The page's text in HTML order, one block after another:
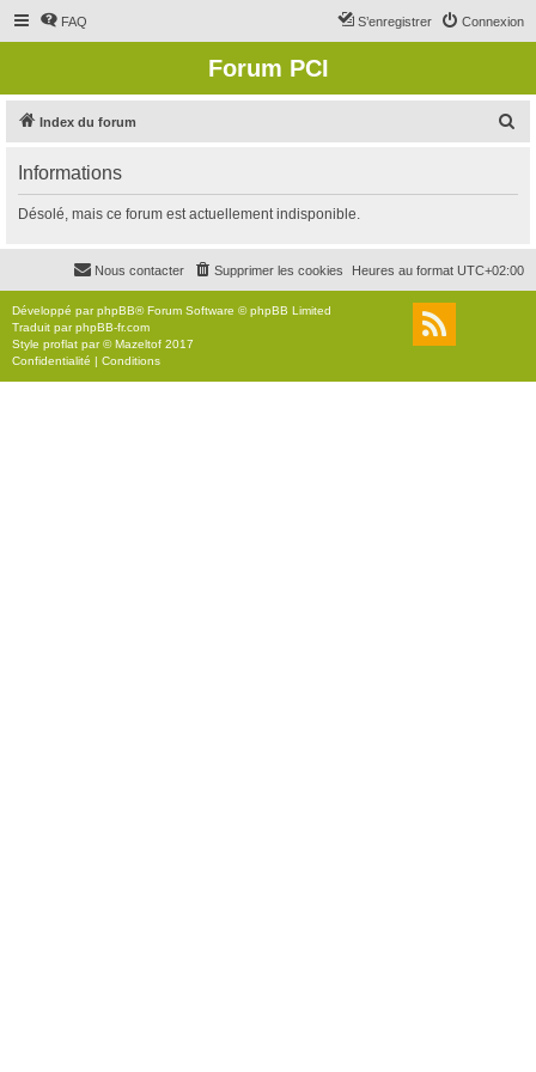
FAQ Connexion
S’enregistrer
Forum PCI
Index du forum
r
c
r
Informations
Désolé, mais ce forum est actuellement indisponible.
Heures au format UTC+02:00
Supprimer les cookies
Nous contacter
Développé parphpBB® Forum Software © phpBB Limited
Traduit parphpBB-fr.com
Style proflat par ©Mazeltof 2017
Confidentialité | Conditions